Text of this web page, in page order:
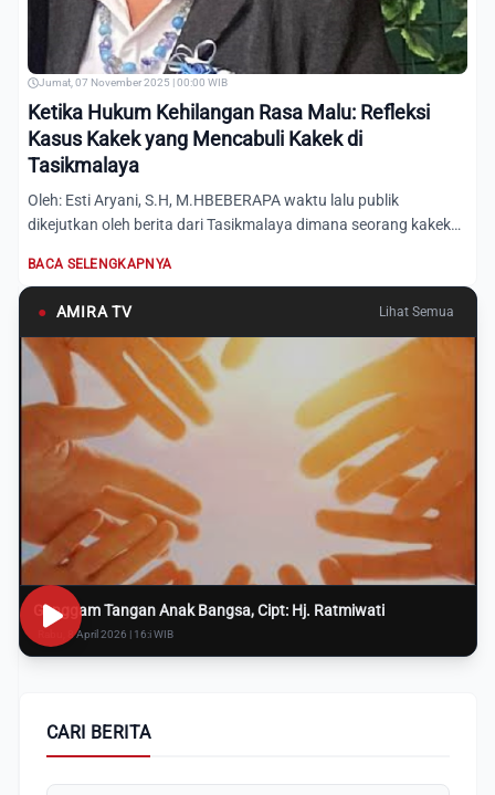
Jumat, 07 November 2025 | 00:00 WIB
Ketika Hukum Kehilangan Rasa Malu: Refleksi
Kasus Kakek yang Mencabuli Kakek di
Tasikmalaya
Oleh: Esti Aryani, S.H, M.HBEBERAPA waktu lalu publik
dikejutkan oleh berita dari Tasikmalaya dimana seorang kakek
BACA SELENGKAPNYA
● AMIRA TV Lihat Semua
Genggam Tangan Anak Bangsa, Cipt: Hj. Ratmiwati
Rabu, 8 April 2026 | 16:i WIB
CARI BERITA